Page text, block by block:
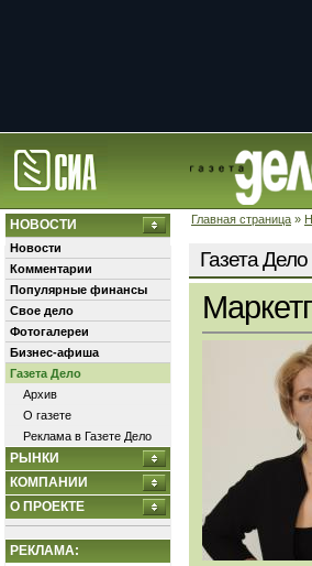
Главная страница »
НОВОСТИ
Новости
Комментарии
Популярные финансы
Свое дело
Фотогалереи
Бизнес-афиша
Газета Дело
Архив
О газете
Реклама в Газете Дело
РЫНКИ
КОМПАНИИ
О ПРОЕКТЕ
РЕКЛАМА:
Газета Дело